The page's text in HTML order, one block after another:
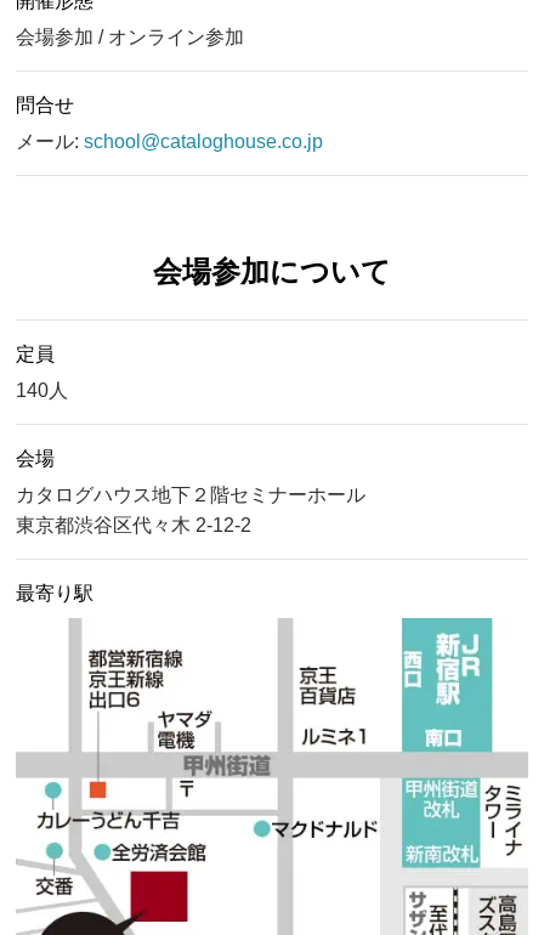
会場参加 / オンライン参加
問合せ
メール:school@cataloghouse.co.jp
会場参加について
定員
140人
会場
カタログハウス地下２階セミナーホール
東京都渋谷区代々木 2-12-2
最寄り駅